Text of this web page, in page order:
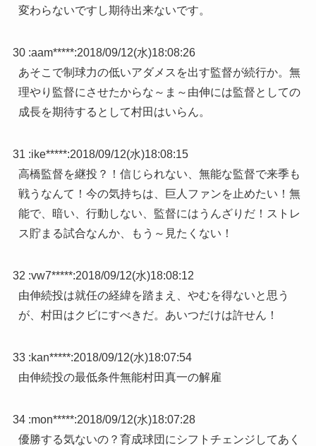
変わらないですし期待出来ないです。
30 :aam*****:2018/09/12(水)18:08:26
あそこで制球力の低いアダメスを出す監督が続行か。無
理やり監督にさせたからな～ま～由伸には監督としての
成長を期待するとして村田はいらん。
31 :ike*****:2018/09/12(水)18:08:15
高橋監督を継投？！信じられない、無能な監督で来季も
戦うなんて！今の気持ちは、巨人ファンを止めたい！無
能で、暗い、行動しない、監督にはうんざりだ！ストレ
ス貯まる試合なんか、もう～見たくない！
32 :vw7*****:2018/09/12(水)18:08:12
由伸続投は就任の経緯を踏まえ、やむを得ないと思う
が、村田はクビにすべきだ。あいつだけは許せん！
33 :kan*****:2018/09/12(水)18:07:54
由伸続投の最低条件無能村田真一の解雇
34 :mon*****:2018/09/12(水)18:07:28
優勝する気ないの？育成球団にシフトチェンジしてあく